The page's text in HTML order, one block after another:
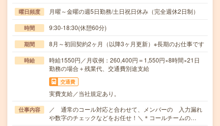
曜日頻度 月曜～金曜の週5日勤務/土日祝日休み（完全週休2日制）
時間 9:30-18:30(休憩60分)
期間 8月～初回契約2ヶ月（以降3ヶ月更新）※長期のお仕事です
時給
時給1550円／月収例：260,400円＝1,550円×8時間×21日
勤務の場合＋残業代、交通費別途支給
交通費
実費支給／当社規定あり。
仕事内容
／ 通常のコール対応と合わせて、メンバーの 入力漏れ
や数字のチェックなどをお任せ！＼＊コールチームの…